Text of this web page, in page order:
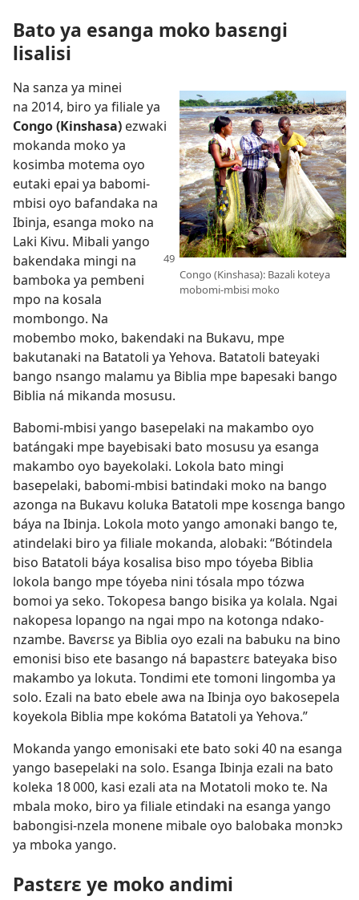
Bato ya esanga moko basɛngi
lisalisi
Congo (Kinshasa): Bazali koteya
mobomi-mbisi moko
Na sanza ya minei
na 2014, biro ya filiale ya
Congo (Kinshasa) ezwaki
mokanda moko ya
kosimba motema oyo
eutaki epai ya babomi-
mbisi oyo bafandaka na
Ibinja, esanga moko na
Laki Kivu. Mibali yango
bakendaka mingi na
bamboka ya pembeni
mpo na kosala
mombongo. Na
mobembo moko, bakendaki na Bukavu, mpe
bakutanaki na Batatoli ya Yehova. Batatoli bateyaki
bango nsango malamu ya Biblia mpe bapesaki bango
Biblia ná mikanda mosusu.
Babomi-mbisi yango basepelaki na makambo oyo
batángaki mpe bayebisaki bato mosusu ya esanga
makambo oyo bayekolaki. Lokola bato mingi
basepelaki, babomi-mbisi batindaki moko na bango
azonga na Bukavu koluka Batatoli mpe kosɛnga bango
báya na Ibinja. Lokola moto yango amonaki bango te,
atindelaki biro ya filiale mokanda, alobaki: “Bótindela
biso Batatoli báya kosalisa biso mpo tóyeba Biblia
lokola bango mpe tóyeba nini tósala mpo tózwa
bomoi ya seko. Tokopesa bango bisika ya kolala. Ngai
nakopesa lopango na ngai mpo na kotonga ndako-
nzambe. Bavɛrsɛ ya Biblia oyo ezali na babuku na bino
emonisi biso ete basango ná bapastɛrɛ bateyaka biso
makambo ya lokuta. Tondimi ete tomoni lingomba ya
solo. Ezali na bato ebele awa na Ibinja oyo bakosepela
koyekola Biblia mpe kokóma Batatoli ya Yehova.”
Mokanda yango emonisaki ete bato soki 40 na esanga
yango basepelaki na solo. Esanga Ibinja ezali na bato
koleka 18 000, kasi ezali ata na Motatoli moko te. Na
mbala moko, biro ya filiale etindaki na esanga yango
babongisi-nzela monene mibale oyo balobaka monɔkɔ
ya mboka yango.
Pastɛrɛ ye moko andimi